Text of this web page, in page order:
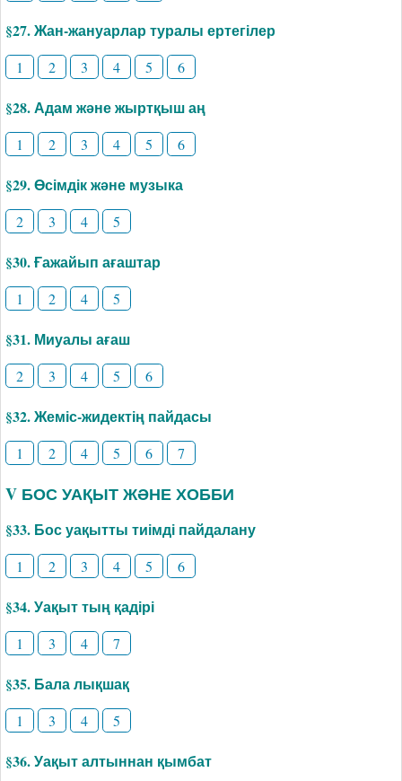
§27. Жан-жануарлар туралы ертегілер
1 2 3 4 5 6
§28. Адам және жыртқыш аң
1 2 3 4 5 6
§29. Өсімдік және музыка
2 3 4 5
§30. Ғажайып ағаштар
1 2 4 5
§31. Миуалы ағаш
2 3 4 5 6
§32. Жеміс-жидектің пайдасы
1 2 4 5 6 7
V БОС УАҚЫТ ЖӘНЕ ХОББИ
§33. Бос уақытты тиімді пайдалану
1 2 3 4 5 6
§34. Уақыт тың қадірі
1 3 4 7
§35. Бала лықшақ
1 3 4 5
§36. Уақыт алтыннан қымбат